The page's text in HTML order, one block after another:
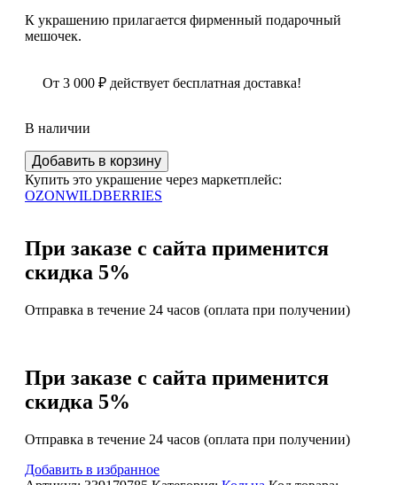
К украшению прилагается фирменный подарочный
мешочек.
От 3 000 ₽ действует бесплатная доставка!
В наличии
Количество
Серебряное
кольцо
с
18.5
р-
Добавить в корзину
Купить это украшение через маркетплейс:
OZONWILDBERRIES
При заказе с сайта применится
скидка 5%
Отправка в течение 24 часов (оплата при получении)
При заказе с сайта применится
скидка 5%
Отправка в течение 24 часов (оплата при получении)
Добавить в избранное